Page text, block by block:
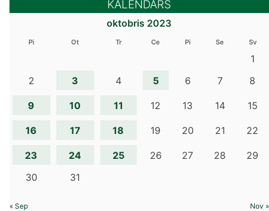
KALENDĀRS
oktobris 2023
Pi Ot Tr Ce Pi Se Sv
1
2
3 4 5 6 7 8
9 10 11 12 13 14 15
16 17 18 19 20 21 22
23 24 25 26 27 28
29
30
31
« Sep Nov »